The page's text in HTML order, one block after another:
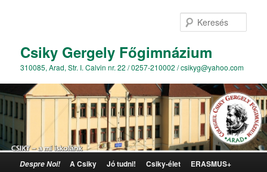
Csiky Gergely Főgimnázium
310085, Arad, Str. I. Calvin nr. 22 / 0257-210002 / csikyg@yahoo.com
Tovább az elsődleges tartalomra
Despre Noi! A Csiky Jó tudni! Csiky-élet ERASMUS+